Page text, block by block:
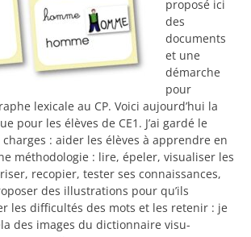
proposé ici
des
documents
et une
démarche
pour
lexicale au CP. Voici aujourd’hui la
pour les élèves de CE1. J’ai gardé le
: aider les élèves à apprendre en
méthodologie : lire, épeler, visualiser les
recopier, tester ses connaissances,
des illustrations pour qu’ils
les difficultés des mots et les retenir : je
des images du dictionnaire visu-